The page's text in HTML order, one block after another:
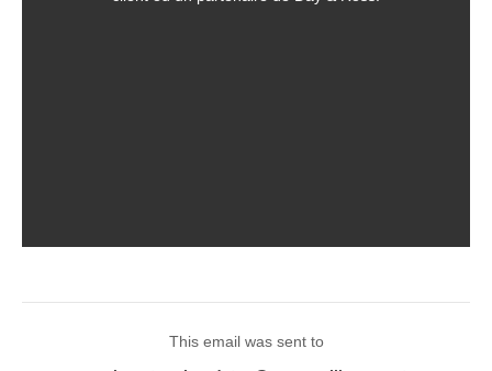
This email was sent to